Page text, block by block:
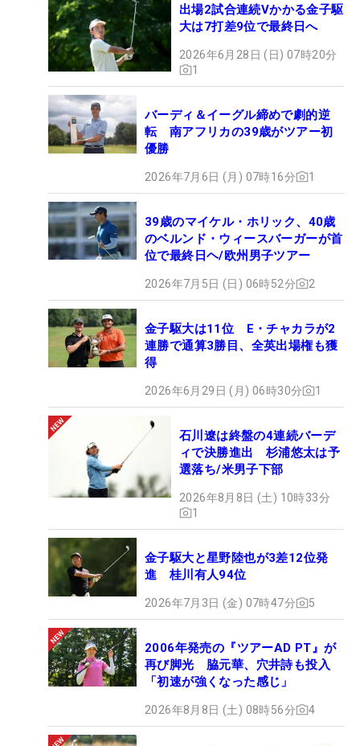
出場2試合連続Vかかる金子駆
大は7打差9位で最終日へ
2026年6月28日 (日) 07時20分
1
バーディ＆イーグル締めで劇的逆
転 南アフリカの39歳がツアー初
優勝
2026年7月6日 (月) 07時16分 1
39歳のマイケル・ホリック、40歳
のベルンド・ウィースバーガーが首
位で最終日ヘ/欧州男子ツアー
2026年7月5日 (日) 06時52分 2
金子駆大は11位 E・チャカラが2
連勝で通算3勝目、全英出場権も獲
得
2026年6月29日 (月) 06時30分 1
石川遼は終盤の4連続バーデ
ィで決勝進出 杉浦悠太は予
選落ち/米男子下部
2026年8月8日 (土) 10時33分
1
金子駆大と星野陸也が3差12位発
進 桂川有人94位
2026年7月3日 (金) 07時47分 5
2006年発売の『ツアーAD PT』が
再び脚光 脇元華、穴井詩も投入
「初速が強くなった感じ」
2026年8月8日 (土) 08時56分 4